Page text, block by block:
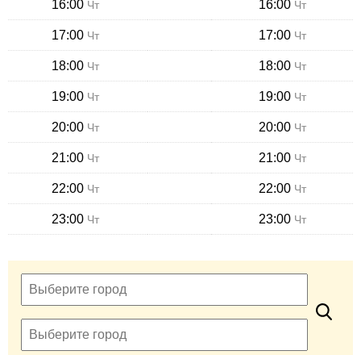
16:00 Чт 16:00 Чт
17:00 Чт 17:00 Чт
18:00 Чт 18:00 Чт
19:00 Чт 19:00 Чт
20:00 Чт 20:00 Чт
21:00 Чт 21:00 Чт
22:00 Чт 22:00 Чт
23:00 Чт 23:00 Чт